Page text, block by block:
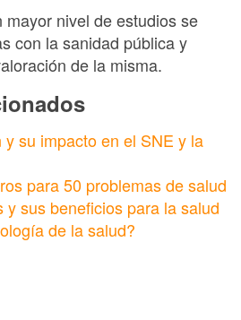
mayor nivel de estudios se
con la sanidad pública y
de la misma.
y su impacto en el SNE y la
para 50 problemas de salud
y sus beneficios para la salud
de la salud?